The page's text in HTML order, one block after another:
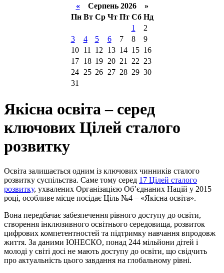
«Серпень 2026 »
Пн Вт Ср Чт Пт Сб Нд
1
2
3
4 5 6 7 8
9
10
11 12 13 14 15 16
17
18 19 20 21 22 23
24
25 26 27 28 29 30
31
Якісна освіта – серед
ключових Цілей сталого
розвитку
Освіта залишається одним із ключових чинників сталого
розвитку суспільства. Саме тому серед 17 Цілей сталого
розвитку, ухвалених Організацією Об’єднаних Націй у 2015
році, особливе місце посідає Ціль №4 – «Якісна освіта».
Вона передбачає забезпечення рівного доступу до освіти,
створення інклюзивного освітнього середовища, розвиток
цифрових компетентностей та підтримку навчання впродовж
життя. За даними ЮНЕСКО, понад 244 мільйони дітей і
молоді у світі досі не мають доступу до освіти, що свідчить
про актуальність цього завдання на глобальному рівні.